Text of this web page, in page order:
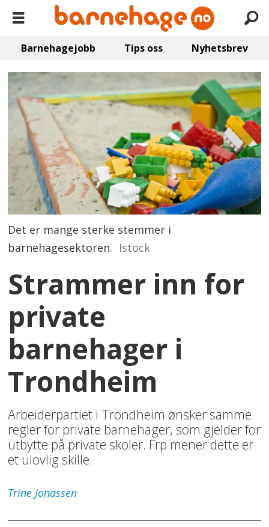
Barnehagejobb Tips oss Nyhetsbrev
Det er mange sterke stemmer i
barnehagesektoren. Istock
Strammer inn for
private
barnehager i
Trondheim
Arbeiderpartiet i Trondheim ønsker samme
regler for private barnehager, som gjelder for
utbytte på private skoler. Frp mener dette er
et ulovlig skille.
Trine Jonassen